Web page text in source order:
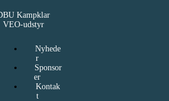
Kampklar
VEO-udstyr
Nyhede
r
Sponsor
er
Kontak
t